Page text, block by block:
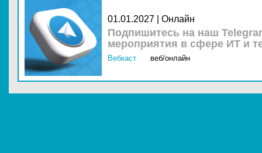
01.01.2027 | Онлайн
Подпишитесь на наш
мероприятия в сфере ИТ и
Вебкаст веб/онлайн